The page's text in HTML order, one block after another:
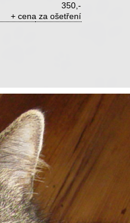
350,-
+ cena za ošetření